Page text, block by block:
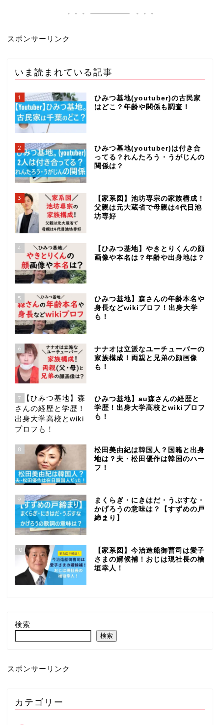
スポンサーリンク
いま読まれている記事
1
ひみつ基地(youtuber)の古民家
はどこ？年齢や関係も調査！
2
ひみつ基地(youtuber)は付き合
ってる？れんたろう・うがじんの
関係は？
3
【家系図】池坊専宗の家族構成！
父親は元大蔵省で母親は4代目池
坊専好
4
【ひみつ基地】やきとりくんの顔
画像や本名は？年齢や出身地は？
5
ひみつ基地】森さんの年齢本名や
身長などwikiプロフ！出身大学
も！
6
ナナオは立派なユーチューバーの
家族構成！両親と兄弟の顔画像
も！
7
ひみつ基地】au森さんの経歴と
学歴！出身大学高校とwikiプロフ
も！
8
松田美由紀は韓国人？国籍と出身
地は？夫・松田優作は韓国のハー
フ！
9
まくらぎ・にきはだ・うぶすな・
かげろうの意味は？【すずめの戸
締まり】
10
【家系図】今治造船御曹司は愛子
さまの婿候補！おじは現社長の檜
垣幸人！
検索
検索
スポンサーリンク
カテゴリー